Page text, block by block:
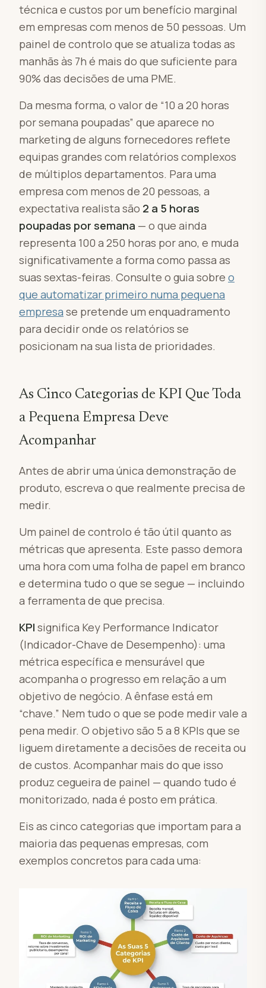
técnica e custos por um benefício marginal
em empresas com menos de 50 pessoas. Um
painel de controlo que se atualiza todas as
manhãs às 7h é mais do que suficiente para
90% das decisões de uma PME.
Da mesma forma, o valor de “10 a 20 horas
por semana poupadas” que aparece no
marketing de alguns fornecedores reflete
equipas grandes com relatórios complexos
de múltiplos departamentos. Para uma
empresa com menos de 20 pessoas, a
expectativa realista são 2 a 5 horas
poupadas por semana — o que ainda
representa 100 a 250 horas por ano, e muda
significativamente a forma como passa as
suas sextas-feiras. Consulte o guia sobre o
que automatizar primeiro numa pequena
empresa se pretende um enquadramento
para decidir onde os relatórios se
posicionam na sua lista de prioridades.
As Cinco Categorias de KPI Que Toda
a Pequena Empresa Deve
Acompanhar
Antes de abrir uma única demonstração de
produto, escreva o que realmente precisa de
medir.
Um painel de controlo é tão útil quanto as
métricas que apresenta. Este passo demora
uma hora com uma folha de papel em branco
e determina tudo o que se segue — incluindo
a ferramenta de que precisa.
KPI significa Key Performance Indicator
(Indicador-Chave de Desempenho): uma
métrica específica e mensurável que
acompanha o progresso em relação a um
objetivo de negócio. A ênfase está em
“chave.” Nem tudo o que se pode medir vale a
pena medir. O objetivo são 5 a 8 KPIs que se
liguem diretamente a decisões de receita ou
de custos. Acompanhar mais do que isso
produz cegueira de painel — quando tudo é
monitorizado, nada é posto em prática.
Eis as cinco categorias que importam para a
maioria das pequenas empresas, com
exemplos concretos para cada uma: